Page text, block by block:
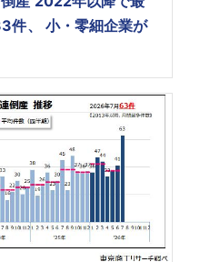
、 小・零細企業が